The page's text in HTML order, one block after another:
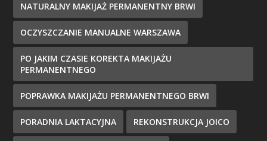
NATURALNY MAKIJAŻ PERMANENTNY BRWI
OCZYSZCZANIE MANUALNE WARSZAWA
PO JAKIM CZASIE KOREKTA MAKIJAŻU
PERMANENTNEGO
POPRAWKA MAKIJAŻU PERMANENTNEGO BRWI
PORADNIA LAKTACYJNA REKONSTRUKCJA JOICO